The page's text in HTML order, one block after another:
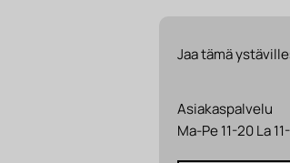
Jaa tämä
Asiakaspalvelu
Ma-Pe 11-20 La